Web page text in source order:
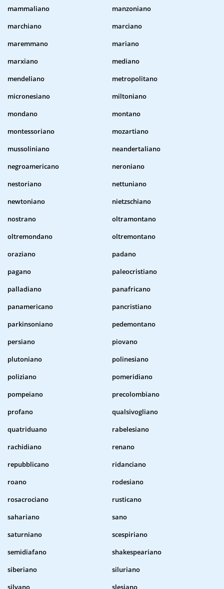
mammaliano
manzoniano
marchiano
marciano
maremmano
mariano
marxiano
mediano
mendeliano
metropolitano
micronesiano
miltoniano
mondano
montano
montessoriano
mozartiano
mussoliniano
neandertaliano
negroamericano
neroniano
nestoriano
nettuniano
newtoniano
nietzschiano
nostrano
oltramontano
oltremondano
oltremontano
oraziano
padano
pagano
paleocristiano
palladiano
panafricano
panamericano
pancristiano
parkinsoniano
pedemontano
persiano
piovano
plutoniano
polinesiano
poliziano
pomeridiano
pompeiano
precolombiano
profano
qualsivogliano
quatriduano
rabelesiano
rachidiano
renano
repubblicano
ridanciano
roano
rodesiano
rosacrociano
rusticano
sahariano
sano
saturniano
scespiriano
semidiafano
shakespeariano
siberiano
siluriano
silvano
slesiano